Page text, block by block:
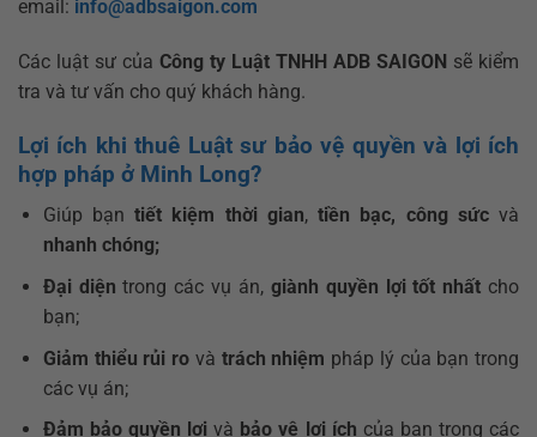
email: info@adbsaigon.com
Các luật sư của Công ty Luật TNHH ADB SAIGON sẽ kiểm
tra và tư vấn cho quý khách hàng.
Lợi ích khi thuê Luật sư bảo vệ quyền và lợi ích
hợp pháp ở Minh Long?
Giúp bạntiết kiệm thời gian,tiền bạc, công sứcvà
nhanh chóng;
Đại diện trong các vụ án, giành quyền lợi tốt nhất cho
bạn;
Giảm thiểu rủi ro và trách nhiệm pháp lý của bạn trong
các vụ án;
Đảm bảo quyền lợi và bảo vệ lợi ích của bạn trong các